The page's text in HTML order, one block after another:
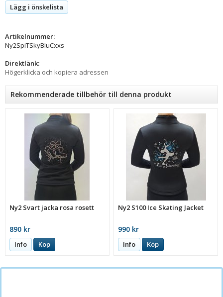
Lägg i önskelista
Artikelnummer:
Ny2SpiTSkyBluCxxs
Direktlänk:
Högerklicka och kopiera adressen
Rekommenderade tillbehör till denna produkt
Ny2 Svart jacka rosa rosett
890 kr
Info Köp
Ny2 S100 Ice Skating Jacket
990 kr
Info Köp